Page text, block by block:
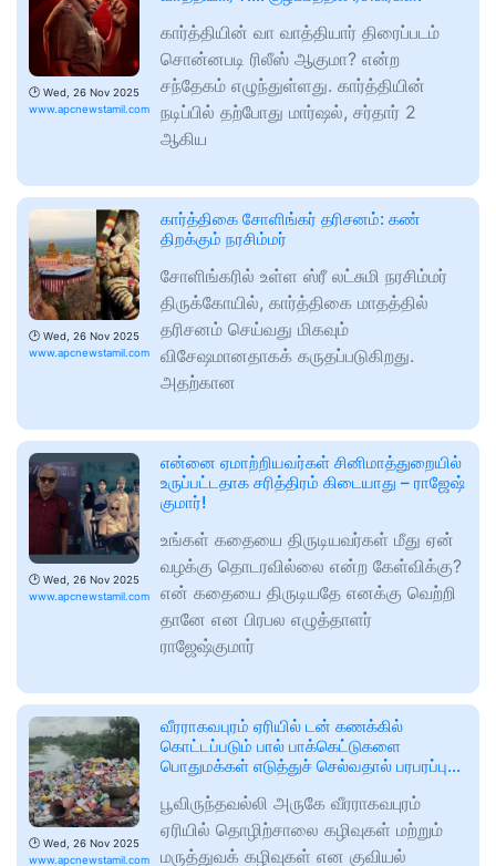
🕑 Wed, 26 Nov 2025
www.apcnewstamil.com
கார்த்தியின் வா வாத்தியார் திரைப்படம்
சொன்னபடி ரிலீஸ் ஆகுமா? என்ற
சந்தேகம் எழுந்துள்ளது. கார்த்தியின்
நடிப்பில் தற்போது மார்ஷல், சர்தார் 2
ஆகிய
🕑 Wed, 26 Nov 2025
www.apcnewstamil.com
கார்த்திகை சோளிங்கர் தரிசனம்: கண்
திறக்கும் நரசிம்மர்
சோளிங்கரில் உள்ள ஸ்ரீ லட்சுமி நரசிம்மர்
திருக்கோயில், கார்த்திகை மாதத்தில்
தரிசனம் செய்வது மிகவும்
விசேஷமானதாகக் கருதப்படுகிறது.
அதற்கான
🕑 Wed, 26 Nov 2025
www.apcnewstamil.com
என்னை ஏமாற்றியவர்கள் சினிமாத்துறையில்
உருப்பட்டதாக சரித்திரம் கிடையாது – ராஜேஷ்
குமார்!
உங்கள் கதையை திருடியவர்கள் மீது ஏன்
வழக்கு தொடரவில்லை என்ற கேள்விக்கு?
என் கதையை திருடியதே எனக்கு வெற்றி
தானே என பிரபல எழுத்தாளர்
ராஜேஷ்குமார்
🕑 Wed, 26 Nov 2025
www.apcnewstamil.com
வீரராகவபுரம் ஏரியில் டன் கணக்கில்
கொட்டப்படும் பால் பாக்கெட்டுகளை
பொதுமக்கள் எடுத்துச் செல்வதால் பரபரப்பு…
பூவிருந்தவல்லி அருகே வீரராகவபுரம்
ஏரியில் தொழிற்சாலை கழிவுகள் மற்றும்
மருத்துவக் கழிவுகள் என குவியல்